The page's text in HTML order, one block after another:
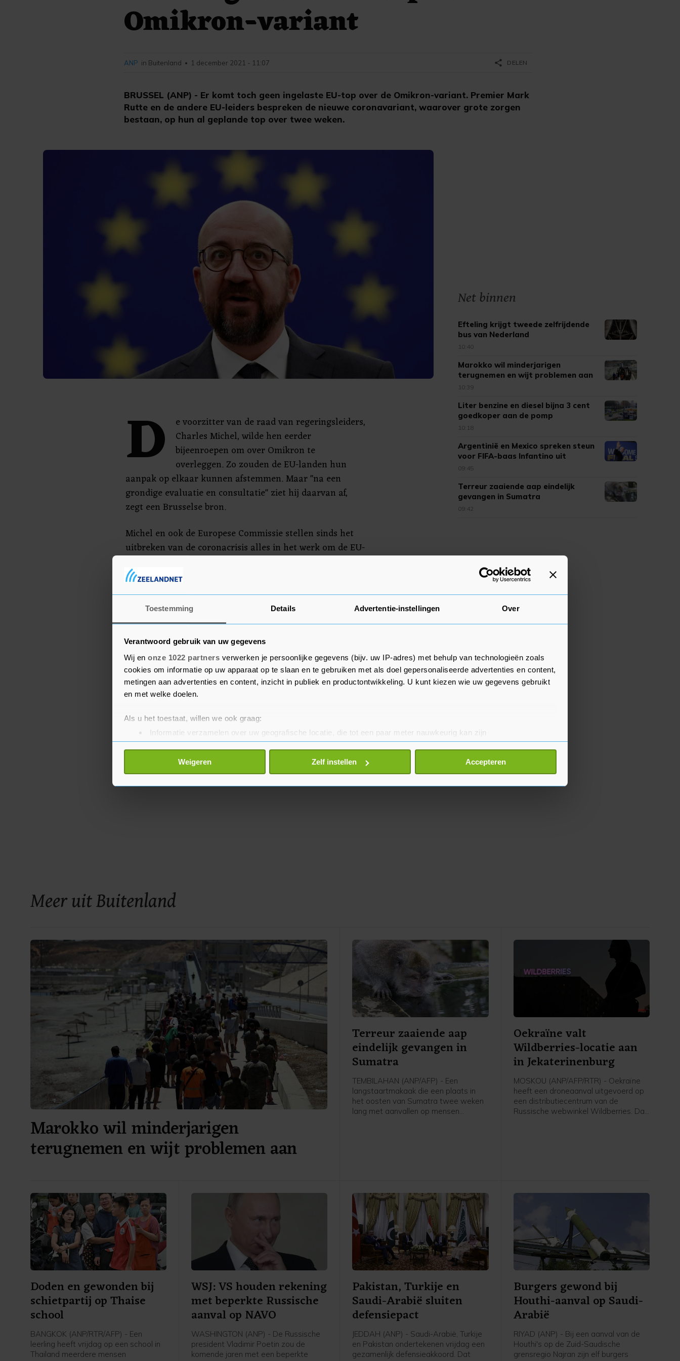
Toestemming Details Advertentie-instellingen Over
Verantwoord gebruik van uw gegevens
Wij en onze 1022 partners verwerken je persoonlijke gegevens (bijv. uw IP-adres) met behulp van technologieën zoals
cookies om informatie op uw apparaat op te slaan en te gebruiken met als doel gepersonaliseerde advertenties en content,
metingen aan advertenties en content, inzicht in publiek en productontwikkeling. U kunt kiezen wie uw gegevens gebruikt
en met welke doelen.
Als u het toestaat, willen we ook graag:
Informatie verzamelen over uw geografische locatie, die tot een paar meter nauwkeurig kan zijn
Uw apparaat identificeren door het actief te scannen op specifieke eigenschappen (fingerprinting)
Lees meer over hoe uw persoonlijke gegevens worden verwerkt en stel uw voorkeuren in het
detailgedeelte
toestemming op elk moment wijzigen of intrekken in de Cookieverklaring.
Weigeren Zelf instellen Accepteren
Omikron-variant
BRUSSEL (ANP) - Er komt toch geen ingelaste EU-top over de Omikron-variant. Premier Mark
Rutte en de andere EU-leiders bespreken de nieuwe coronavariant, waarover grote zorgen
bestaan, op hun al geplande top over twee weken.
ANP in Buitenland • 1 december 2021 - 11:07 share DELEN
D
e voorzitter van de raad van regeringsleiders,
Charles Michel, wilde hen eerder
bijeenroepen om over Omikron te
overleggen. Zo zouden de EU-landen hun
aanpak op elkaar kunnen afstemmen. Maar "na een
grondige evaluatie en consultatie" ziet hij daarvan af,
zegt een Brusselse bron.
Michel en ook de Europese Commissie stellen sinds het
uitbreken van de coronacrisis alles in het werk om de EU-
overleg, omdat elk land zelf beslist over zijn
gezondheidsbeleid.
Demissionair minister Hugo de Jonge en zijn collega-
over Omikron.
Meer uit Buitenland
Marokko wil minderjarigen
terugnemen en wijt problemen aan
Terreur zaaiende aap
eindelijk gevangen in
Sumatra
TEMBILAHAN (ANP/AFP) - Een
langstaartmakaak die een plaats in
het oosten van Sumatra twee weken
lang met aanvallen op mensen
Oekraïne valt
Wildberries-locatie aan
in Jekaterinenburg
MOSKOU (ANP/AFP/RTR) - Oekraïne
heeft een droneaanval uitgevoerd op
een distributiecentrum van de
Russische webwinkel Wildberries. Dat
Doden en gewonden bij
schietpartij op Thaise
school
BANGKOK (ANP/RTR/AFP) - Een
leerling heeft vrijdag op een school in
Thailand meerdere mensen
WSJ: VS houden rekening
met beperkte Russische
aanval op NAVO
WASHINGTON (ANP) - De Russische
president Vladimir Poetin zou de
komende jaren met een beperkte
Pakistan, Turkije en
Saudi-Arabië sluiten
defensiepact
JEDDAH (ANP) - Saudi-Arabië, Turkije
en Pakistan ondertekenen vrijdag een
gezamenlijk defensieakkoord. Dat
Burgers gewond bij
Houthi-aanval op Saudi-
Arabië
RIYAD (ANP) - Bij een aanval van de
Houthi's op de Zuid-Saudische
grensregio Najran zijn elf burgers
Net binnen
Efteling krijgt tweede zelfrijdende
bus van Nederland
10:40
Marokko wil minderjarigen
terugnemen en wijt problemen aan
Spanje
10:39
Liter benzine en diesel bijna 3 cent
goedkoper aan de pomp
10:18
Argentinië en Mexico spreken steun
voor FIFA-baas Infantino uit
09:45
Terreur zaaiende aap eindelijk
gevangen in Sumatra
09:42